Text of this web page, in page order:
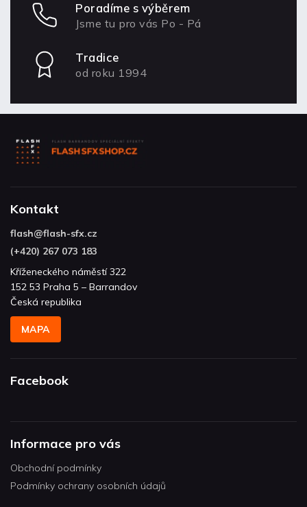
Poradíme s výběrem
Jsme tu pro vás Po - Pá
Tradice
od roku 1994
Kontakt
flash@flash-sfx.cz
(+420) 267 073 183
Kříženeckého náměstí 322
152 53 Praha 5 – Barrandov
Česká republika
MAPA
Facebook
Informace pro vás
Obchodní podmínky
Podmínky ochrany osobních údajů